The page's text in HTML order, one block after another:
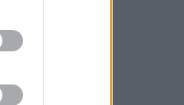
• 09:44